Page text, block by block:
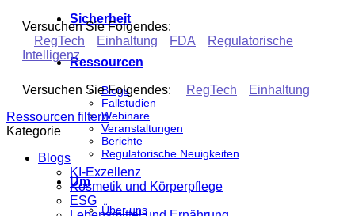
Sicherheit
Ressourcen
Blogs
Fallstudien
Webinare
Veranstaltungen
Berichte
Regulatorische Neuigkeiten
Um
Über uns
Versuchen Sie Folgendes:
RegTech
Einhaltung FDA
Regulatorische
Intelligenz
Versuchen Sie Folgendes: RegTech
Einhaltung
Ressourcen filtern
Kategorie
Blogs
KI-Exzellenz
Kosmetik und Körperpflege
ESG